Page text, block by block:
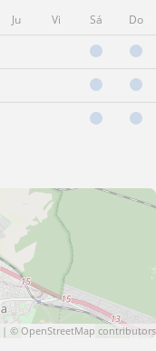
Ju Vi Sá Do
| © OpenStreetMap contributors